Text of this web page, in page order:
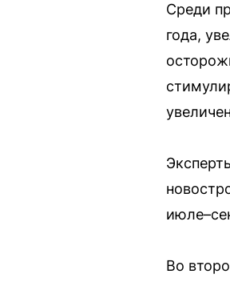
Среди
года,
Во